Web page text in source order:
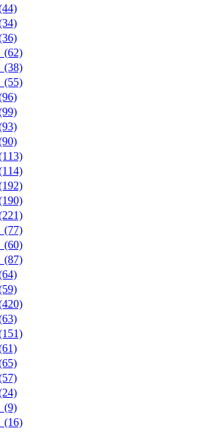
(62)
(38)
(55)
(77)
(60)
(87)
(9)
(16)